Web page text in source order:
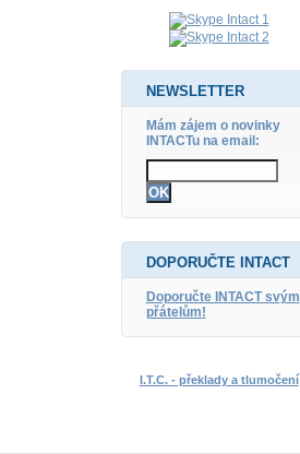
NEWSLETTER
Mám zájem o novinky
INTACTu na email:
DOPORUČTE INTACT
Doporučte INTACT svým
přátelům!
I.T.C. - překlady a tlumočení